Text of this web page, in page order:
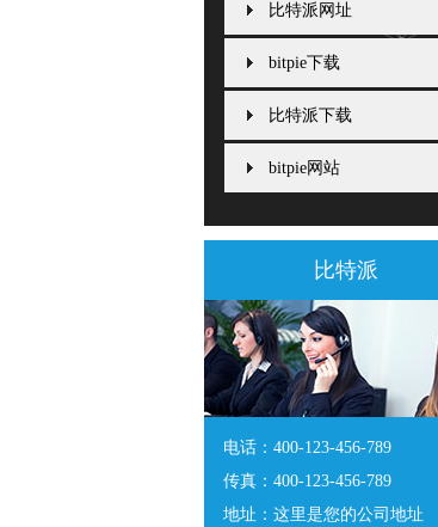
比特派网址
bitpie下载
比特派下载
bitpie网站
比特派
电话：400-123-456-789
传真：400-123-456-789
地址：这里是您的公司地址